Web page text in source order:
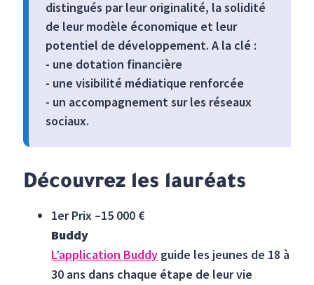
distingués par leur originalité, la solidité
de leur modèle économique et leur
potentiel de développement. A la clé :
- une dotation financière
- une visibilité médiatique renforcée
- un accompagnement sur les réseaux
sociaux.
Découvrez les lauréats
1er Prix –15 000 €
Buddy
L’application Buddy guide les jeunes de 18 à
30 ans dans chaque étape de leur vie